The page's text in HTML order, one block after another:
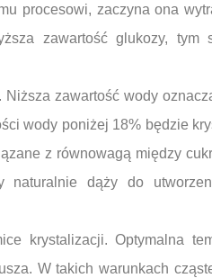
procesowi, zaczyna ona
zawartość glukozy, tym
zawartość wody
wody poniżej 18% będzie
z równowagą między
naturalnie dąży do
krystalizacji. Optymalna
W takich warunkach